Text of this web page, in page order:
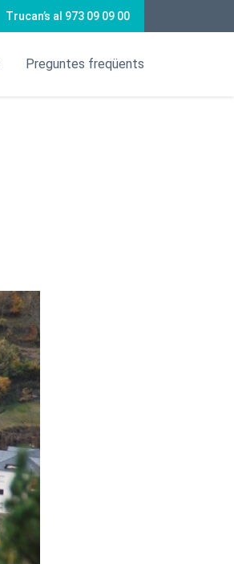
Trucan’s al 973 09 09 00
Preguntes freqüents